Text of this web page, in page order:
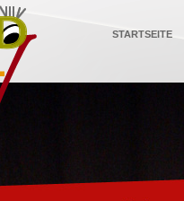
STARTSEITE